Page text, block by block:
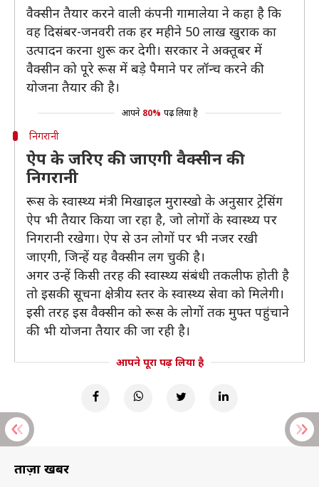
वैक्सीन तैयार करने वाली कंपनी गामालेया ने कहा है कि
वह दिसंबर-जनवरी तक हर महीने 50 लाख खुराक का
उत्पादन करना शुरू कर देगी। सरकार ने अक्तूबर में
वैक्सीन को पूरे रूस में बड़े पैमाने पर लॉन्च करने की
योजना तैयार की है।
आपने 80% पढ़ लिया है
निगरानी
ऐप के जरिए की जाएगी वैक्सीन की
निगरानी
रूस के स्वास्थ्य मंत्री मिखाइल मुरास्खो के अनुसार ट्रेसिंग
ऐप भी तैयार किया जा रहा है, जो लोगों के स्वास्थ्य पर
निगरानी रखेगा। ऐप से उन लोगों पर भी नजर रखी
जाएगी, जिन्हें यह वैक्सीन लग चुकी है।
अगर उन्हें किसी तरह की स्वास्थ्य संबंधी तकलीफ होती है
तो इसकी सूचना क्षेत्रीय स्तर के स्वास्थ्य सेवा को मिलेगी।
इसी तरह इस वैक्सीन को रूस के लोगों तक मुफ्त पहुंचाने
की भी योजना तैयार की जा रही है।
आपने पूरा पढ़ लिया है
ताज़ा खबरें